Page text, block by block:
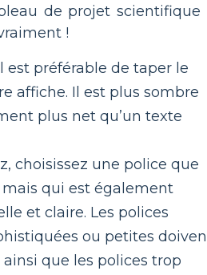
de projet scientifique
!
est préférable de taper le
affiche. Il est plus sombre
plus net qu’un texte
choisissez une police que
qui est également
et claire. Les polices
ou petites
que les polices trop